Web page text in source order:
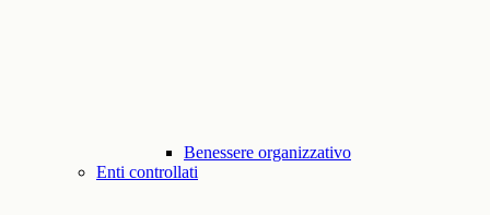
Benessere organizzativo
Enti controllati